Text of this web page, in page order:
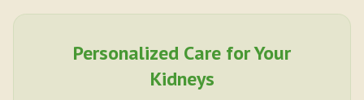
Personalized Care for Your
Kidneys